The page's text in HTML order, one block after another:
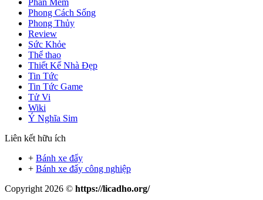
Phong Cách Sống
Phong Thủy
Review
Sức Khỏe
Thể thao
Thiết Kế Nhà Đẹp
Tin Tức
Tin Tức Game
Tử Vi
Wiki
Ý Nghĩa Sim
Liên kết hữu ích
+ Bánh xe đẩy
+ Bánh xe đẩy công nghiệp
Copyright 2026 © https://licadho.org/